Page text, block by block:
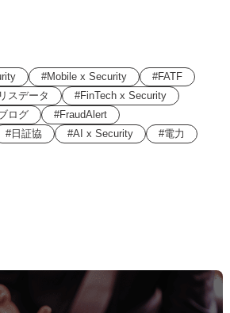
Mobile x Security
FATF
スデータ
FinTech x Security
ログ
FraudAlert
日証協 AI x Security 電力